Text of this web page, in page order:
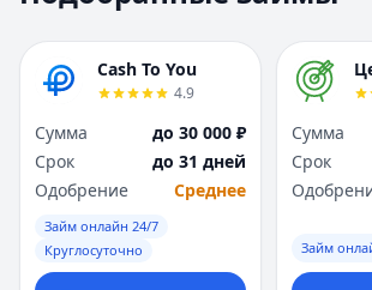
Н
О
П
Н
О
П
Cash To You
4.9
Сумма
до 30 000 ₽
Срок
до 31 дней
Одобрение
Среднее
Займ онлайн 24/7
Круглосуточно
Сумма
Срок
Займ